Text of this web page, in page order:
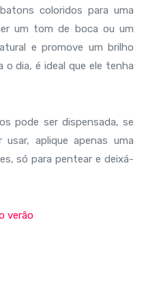
coloridos para uma
um tom de boca ou um
e promove um brilho
o dia, é ideal que ele tenha
pode ser dispensada, se
aplique apenas uma
só para pentear e deixá-
verão